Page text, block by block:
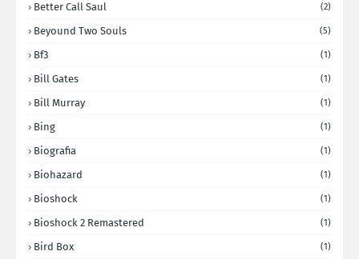
Better Call Saul (2)
Beyound Two Souls (5)
Bf3 (1)
Bill Gates (1)
Bill Murray (1)
Bing (1)
Biografia (1)
Biohazard (1)
Bioshock (1)
Bioshock 2 Remastered (1)
Bird Box (1)